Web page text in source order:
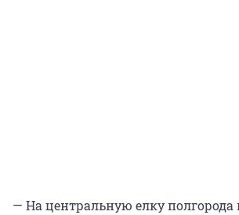
— На центральную елку полгорода